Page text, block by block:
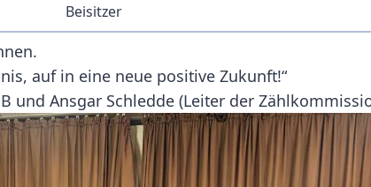
Beisitzer
auf in eine neue positive Zukunft!“
und Ansgar Schledde (Leiter der